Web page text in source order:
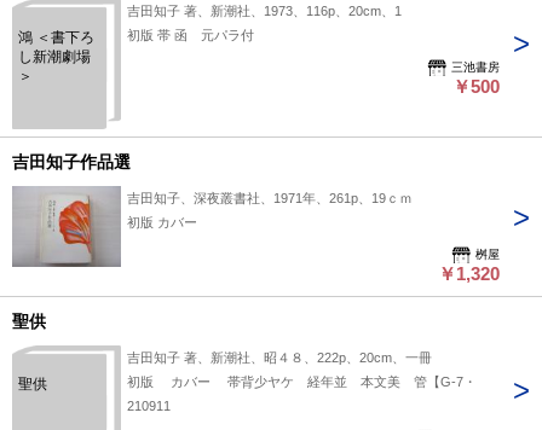
鴻 ＜書下ろ
し新潮劇場
＞
吉田知子 著、新潮社、1973、116p、20cm、1
初版 帯 函 元パラ付
三池書房
￥500
吉田知子作品選
吉田知子、深夜叢書社、1971年、261p、19ｃｍ
初版 カバー
桝屋
￥1,320
聖供
聖供
吉田知子 著、新潮社、昭４８、222p、20cm、一冊
初版 カバー 帯背少ヤケ 経年並 本文美 管【G-7・
210911